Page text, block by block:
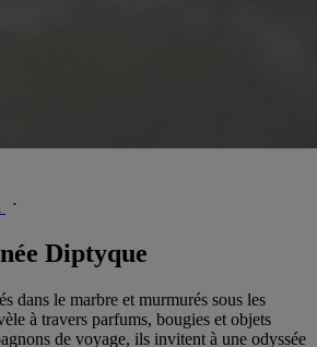
Diptyque
dans le marbre et murmurés sous les
à travers parfums, bougies et objets
de voyage, ils invitent à une odyssée